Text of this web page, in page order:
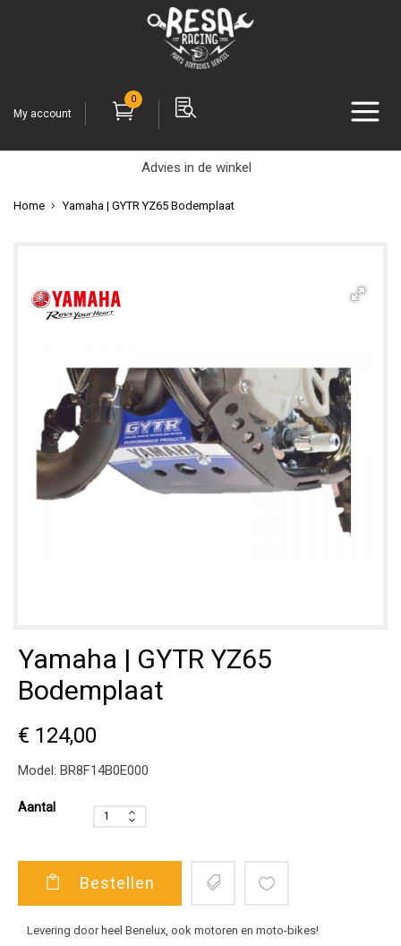
My account
0
Advies in de winkel
Home Yamaha | GYTR YZ65 Bodemplaat
Yamaha | GYTR YZ65
Bodemplaat
€ 124,00
Model: BR8F14B0E000
Aantal
Bestellen
Levering door heel Benelux, ook motoren en moto-bikes!